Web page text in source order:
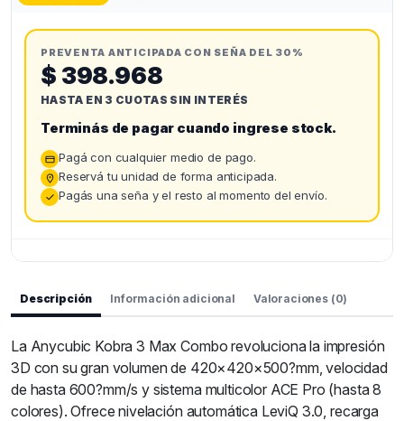
PREVENTA ANTICIPADA CON SEÑA DEL 30%
$ 398.968
HASTA EN 3 CUOTAS SIN INTERÉS
Terminás de pagar cuando ingrese stock.
Pagá con cualquier medio de pago.
Reservá tu unidad de forma anticipada.
Pagás una seña y el resto al momento del envío.
Descripción Información adicional Valoraciones (0)
La Anycubic Kobra 3 Max Combo revoluciona la impresión
3D con su gran volumen de 420×420×500?mm, velocidad
de hasta 600?mm/s y sistema multicolor ACE Pro (hasta 8
colores). Ofrece nivelación automática LeviQ 3.0, recarga